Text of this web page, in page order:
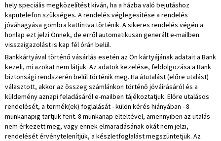
hely speciális megközelítést kíván, ha a házba való bejutáshoz
kaputelefon szükséges. A rendelés véglegesítése a rendelés
jóváhagyása gombra kattintva történik. A sikeres rendelés végén a
honlap ezt jelzi Önnek, de erről automatikusan generált e-mailben
visszaigazolást is kap fél órán belül.
Bankkártyával történő vásárlás esetén az Ön kártyájának adatait a Bank
kezeli, mi azokat nem látjuk. Az adatok kezelése, feldolgozása a Bank
biztonsági rendszerén belül történik meg. Ha átutalást (előre utalást)
választott, akkor az összeg számlánkon történő jóváírásáról és a
küldemény aznapi feladásáról e-mailben tájékoztatjuk. Előre utalásos
rendelését, a termék(ek) foglalását - külön kérés hiányában - 8
munkanapig tartjuk fent. 8 munkanap elteltével, amennyiben az utalás
nem érkezett meg, vagy ennek elmaradásának okát nem jelzi,
rendelését érvénytelenítjük, a készletfoglalást megszüntetjük. Az